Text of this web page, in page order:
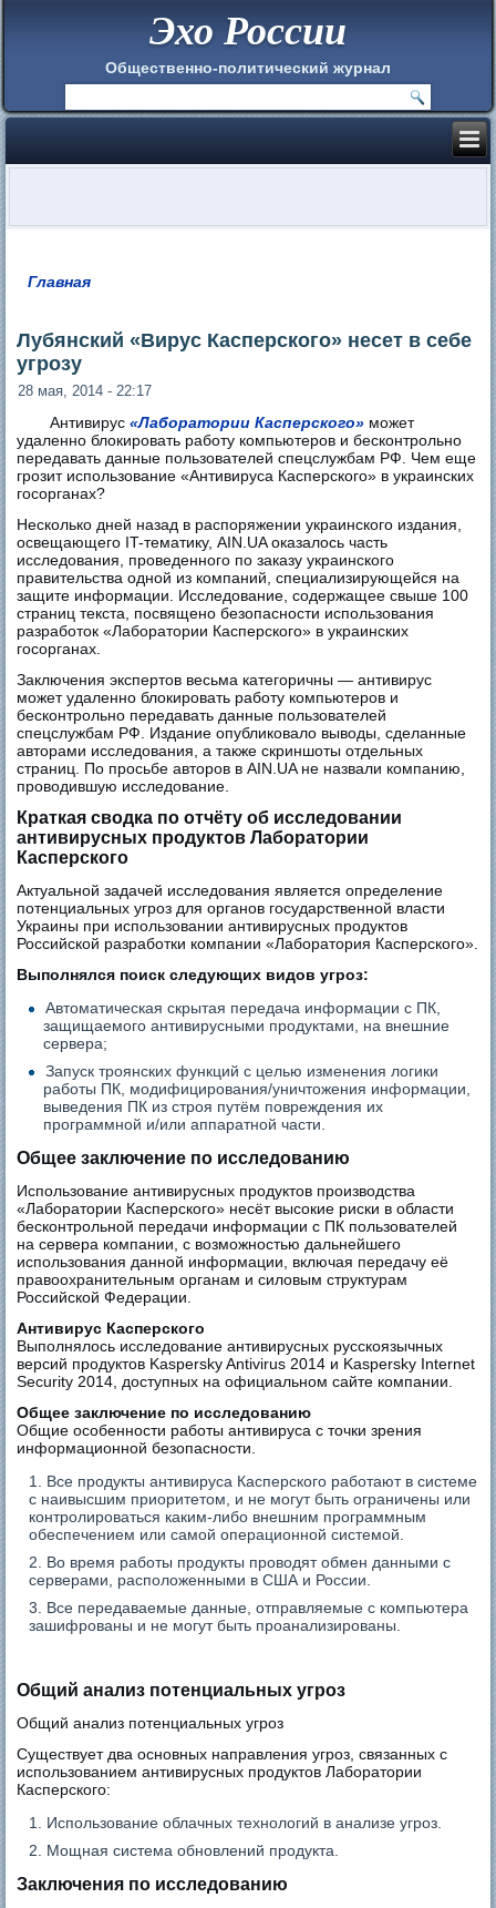
Эхо России
Общественно-политический журнал
Главная
Лубянский «Вирус Касперского» несет в себе
угрозу
28 мая, 2014 - 22:17
Антивирус«Лаборатории Касперского» может
удаленно блокировать работу компьютеров и бесконтрольно
передавать данные пользователей спецслужбам РФ. Чем еще
грозит использование «Антивируса Касперского» в украинских
госорганах?
Несколько дней назад в распоряжении украинского издания,
освещающего IT-тематику, AIN.UA оказалось часть
исследования, проведенного по заказу украинского
правительства одной из компаний, специализирующейся на
защите информации. Исследование, содержащее свыше 100
страниц текста, посвящено безопасности использования
разработок «Лаборатории Касперского» в украинских
госорганах.
Заключения экспертов весьма категоричны — антивирус
может удаленно блокировать работу компьютеров и
бесконтрольно передавать данные пользователей
спецслужбам РФ. Издание опубликовало выводы, сделанные
авторами исследования, а также скриншоты отдельных
страниц. По просьбе авторов в AIN.UA не назвали компанию,
проводившую исследование.
Краткая сводка по отчёту об исследовании
антивирусных продуктов Лаборатории
Касперского
Актуальной задачей исследования является определение
потенциальных угроз для органов государственной власти
Украины при использовании антивирусных продуктов
Российской разработки компании «Лаборатория Касперского».
Выполнялся поиск следующих видов угроз:
Автоматическая скрытая передача информации с ПК,
защищаемого антивирусными продуктами, на внешние
сервера;
Запуск троянских функций с целью изменения логики
работы ПК, модифицирования/уничтожения информации,
выведения ПК из строя путём повреждения их
программной и/или аппаратной части.
Общее заключение по исследованию
Использование антивирусных продуктов производства
«Лаборатории Касперского» несёт высокие риски в области
бесконтрольной передачи информации с ПК пользователей
на сервера компании, с возможностью дальнейшего
использования данной информации, включая передачу её
правоохранительным органам и силовым структурам
Российской Федерации.
Антивирус Касперского
Выполнялось исследование антивирусных русскоязычных
версий продуктов Kaspersky Antivirus 2014 и Kaspersky Internet
Security 2014, доступных на официальном сайте компании.
Общее заключение по исследованию
Общие особенности работы антивируса с точки зрения
информационной безопасности.
Все продукты антивируса Касперского работают в системе
с наивысшим приоритетом, и не могут быть ограничены или
контролироваться каким-либо внешним программным
обеспечением или самой операционной системой.
Во время работы продукты проводят обмен данными с
серверами, расположенными в США и России.
Все передаваемые данные, отправляемые с компьютера
зашифрованы и не могут быть проанализированы.
Общий анализ потенциальных угроз
Общий анализ потенциальных угроз
Существует два основных направления угроз, связанных с
использованием антивирусных продуктов Лаборатории
Касперского:
Использование облачных технологий в анализе угроз.
Мощная система обновлений продукта.
Заключения по исследованию